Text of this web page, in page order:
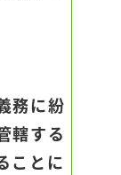
務に紛
轄する
ことに